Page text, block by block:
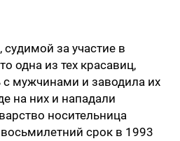
за участие в
одна из тех красавиц,
с мужчинами и заводила их
на них и нападали
носительница
срок в 1993